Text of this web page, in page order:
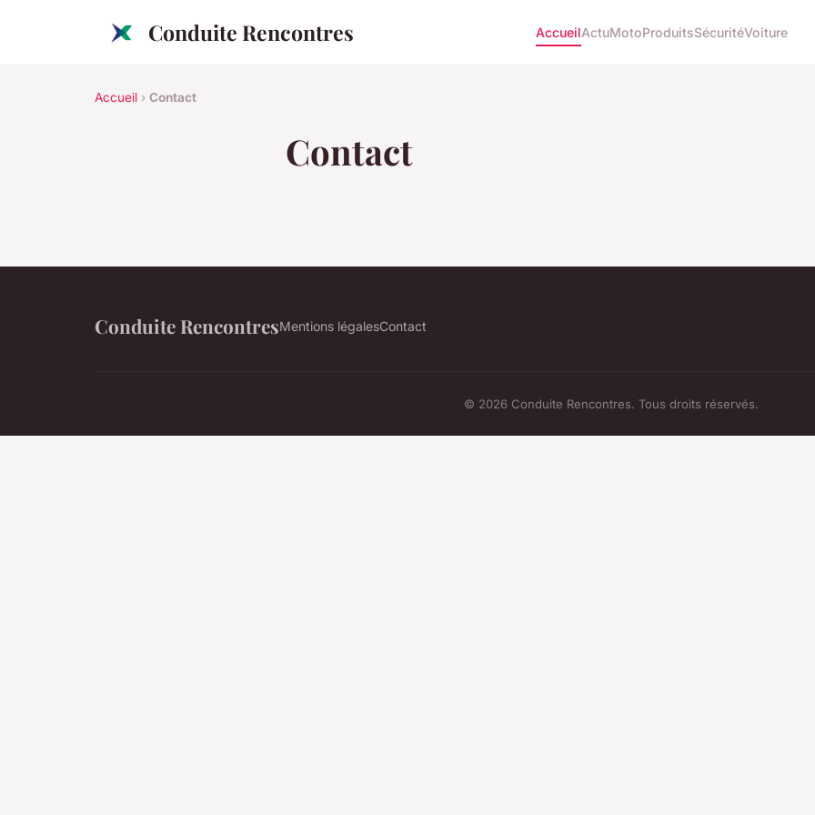
Conduite Rencontres AccueilActuMotoProduitsSécuritéVoiture
Accueil › Contact
Contact
Conduite RencontresMentions légalesContact
© 2026 Conduite Rencontres. Tous droits réservés.